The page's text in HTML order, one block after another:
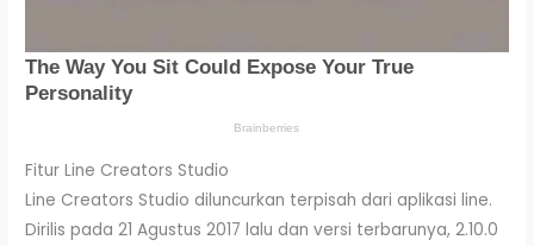
Fitur Line Creators Studio
Line Creators Studio diluncurkan terpisah dari aplikasi line.
Dirilis pada 21 Agustus 2017 lalu dan versi terbarunya, 2.10.0